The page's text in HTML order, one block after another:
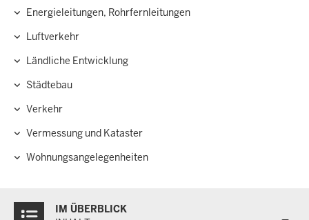
Energieleitungen, Rohrfernleitungen
Luftverkehr
Ländliche Entwicklung
Städtebau
Verkehr
Vermessung und Kataster
Wohnungsangelegenheiten
Inhalte
IM ÜBERBLICK